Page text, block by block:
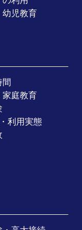
幼児教育
間
家庭教育
利用実態